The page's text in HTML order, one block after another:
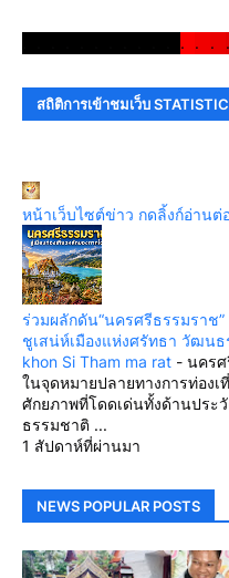
. . . .
สถิติการเข้าชมเว็บ
หน้าเว็บไซต์ข่าว กดลิ้งก์อ่านต่
ร่วมผลักดัน“นครศรีธรรมราช”
ชูเสน่ห์เมืองแห่งศรัทธา วัฒน
khon Si Tham ma rat - นครศ
ในจุดหมายปลายทางการท่อง
ศักยภาพที่โดดเด่นทั้งด้านปร
ธรรมชาติ ...
1 สัปดาห์ที่ผ่านมา
NEWS POPULAR POSTS